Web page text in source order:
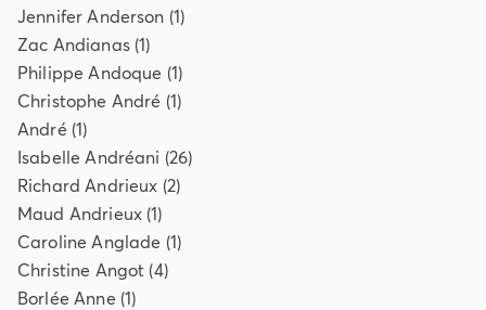
Jennifer Anderson (1)
Zac Andianas(1)
Philippe Andoque (1)
Christophe André (1)
André (1)
Isabelle Andréani (26)
Richard Andrieux (2)
Maud Andrieux(1)
Caroline Anglade (1)
Christine Angot (4)
Borlée Anne (1)